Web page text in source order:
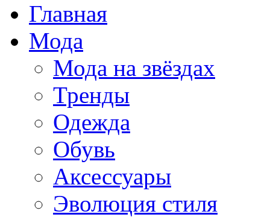
Главная
Мода
Мода на звёздах
Тренды
Одежда
Обувь
Аксессуары
Эволюция стиля